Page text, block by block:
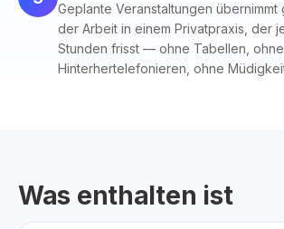
Geplante Veranstaltungen übernimmt
der Arbeit in einem Privatpraxis, der
Stunden frisst — ohne Tabellen, ohne
Hinterhertelefonieren, ohne
Was enthalten ist